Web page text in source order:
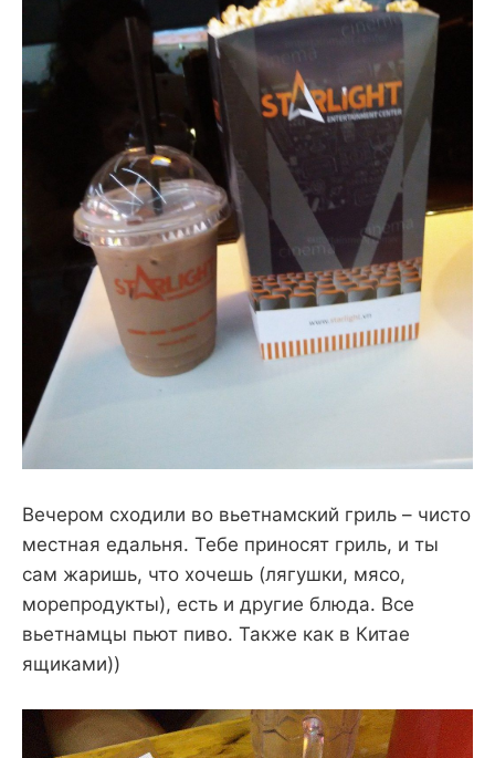
Вечером сходили во вьетнамский гриль – чисто
местная едальня. Тебе приносят гриль, и ты
сам жаришь, что хочешь (лягушки, мясо,
морепродукты), есть и другие блюда. Все
вьетнамцы пьют пиво. Также как в Китае
ящиками))